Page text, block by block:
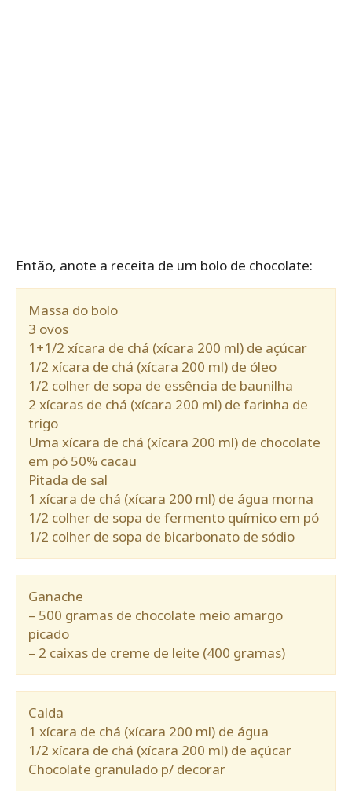
Então, anote a receita de um bolo de chocolate:
Massa do bolo
3 ovos
1+1/2 xícara de chá (xícara 200 ml) de açúcar
1/2 xícara de chá (xícara 200 ml) de óleo
1/2 colher de sopa de essência de baunilha
2 xícaras de chá (xícara 200 ml) de farinha de
trigo
Uma xícara de chá (xícara 200 ml) de chocolate
em pó 50% cacau
Pitada de sal
1 xícara de chá (xícara 200 ml) de água morna
1/2 colher de sopa de fermento químico em pó
1/2 colher de sopa de bicarbonato de sódio
Ganache
– 500 gramas de chocolate meio amargo
picado
– 2 caixas de creme de leite (400 gramas)
Calda
1 xícara de chá (xícara 200 ml) de água
1/2 xícara de chá (xícara 200 ml) de açúcar
Chocolate granulado p/ decorar